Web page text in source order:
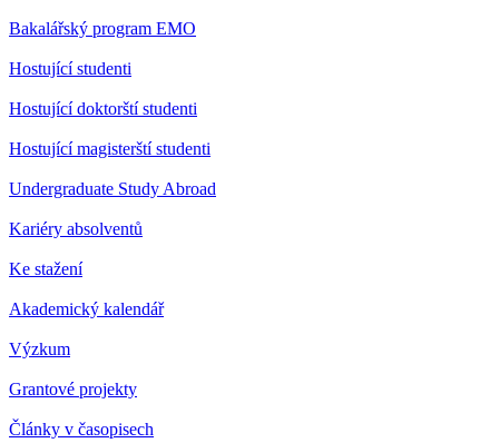
Bakalářský program EMO
Hostující studenti
Hostující doktorští studenti
Hostující magisterští studenti
Undergraduate Study Abroad
Kariéry absolventů
Ke stažení
Akademický kalendář
Výzkum
Grantové projekty
Články v časopisech